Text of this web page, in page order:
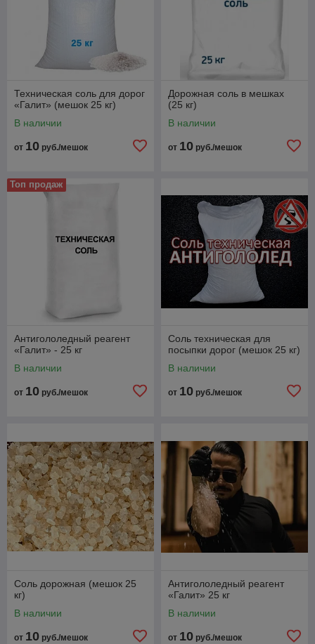
Техническая соль для дорог
«Галит» (мешок 25 кг)
В наличии
от 10 руб./мешок
Дорожная соль в мешках
(25 кг)
В наличии
от 10 руб./мешок
Топ продаж
Антигололедный реагент
«Галит» - 25 кг
В наличии
от 10 руб./мешок
Соль техническая для
посыпки дорог (мешок 25 кг)
В наличии
от 10 руб./мешок
Соль дорожная (мешок 25
кг)
В наличии
от 10 руб./мешок
Антигололедный реагент
«Галит» 25 кг
В наличии
от 10 руб./мешок